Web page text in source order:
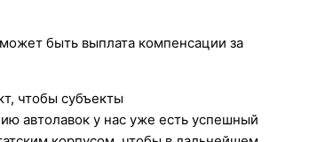
быть выплата компенсации за
чтобы субъекты
автолавок у нас уже есть успешный